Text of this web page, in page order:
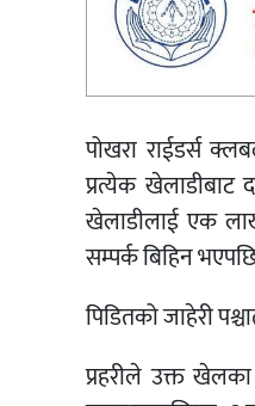
पोखरा राईडर्स
प्रत्येक
खेलाडीलाई एक
सम्पर्क बिहिन भएपछि
पिडितको जाहेरी
प्रहरीले उक्त